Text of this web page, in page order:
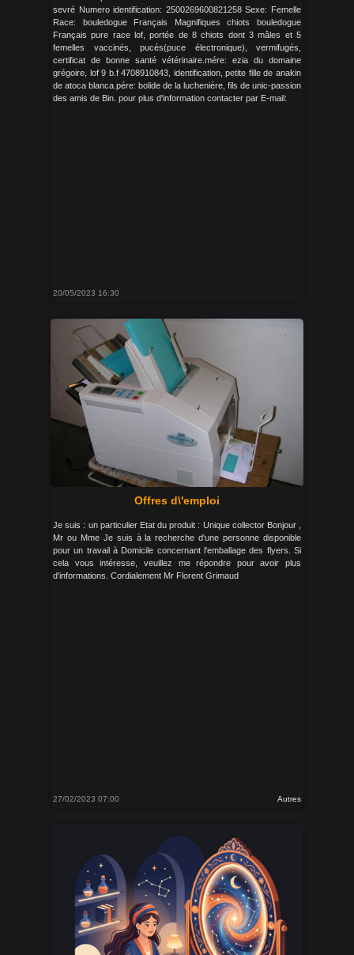
sevré Numero identification: 2500269600821258 Sexe: Femelle
Race: bouledogue Français Magnifiques chiots bouledogue
Français pure race lof, portée de 8 chiots dont 3 mâles et 5
femelles vaccinés, pucés(puce électronique), vermifugés,
certificat de bonne santé vétérinaire.mére: ezia du domaine
grégoire, lof 9 b.f 4708910843, identification, petite fille de anakin
de atoca blanca.pére: bolide de la lucheniére, fils de unic-passion
des amis de Bin. pour plus d'information contacter par E-mail:
20/05/2023 16:30
Offres d\'emploi
Je suis : un particulier Etat du produit : Unique collector Bonjour ,
Mr ou Mme Je suis à la recherche d'une personne disponible
pour un travail à Domicile concernant l'emballage des flyers. Si
cela vous intéresse, veuillez me répondre pour avoir plus
d'informations. Cordialement Mr Florent Grimaud
27/02/2023 07:00 Autres